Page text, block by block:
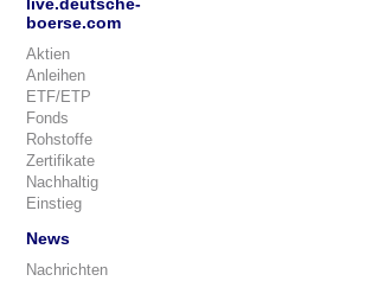
boerse.com
Aktien
Anleihen
ETF/ETP
Fonds
Rohstoffe
Zertifikate
Nachhaltig
Einstieg
News
Nachrichten